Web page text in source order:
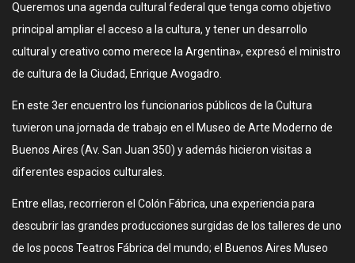
Queremos una agenda cultural federal que tenga como objetivo
principal ampliar el acceso a la cultura, y tener un desarrollo
cultural y creativo como merece la Argentina», expresó el ministro
de cultura de la Ciudad, Enrique Avogadro.
En este 3er encuentro los funcionarios públicos de la Cultura
tuvieron una jornada de trabajo en el Museo de Arte Moderno de
Buenos Aires (Av. San Juan 350) y además hicieron visitas a
diferentes espacios culturales.
Entre ellas, recorrieron el Colón Fábrica, una experiencia para
descubrir las grandes producciones surgidas de los talleres de uno
de los pocos Teatros Fábrica del mundo; el Buenos Aires Museo